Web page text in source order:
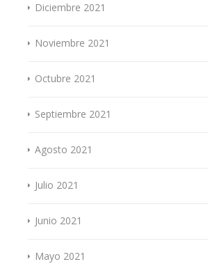
Diciembre 2021
Noviembre 2021
Octubre 2021
Septiembre 2021
Agosto 2021
Julio 2021
Junio 2021
Mayo 2021